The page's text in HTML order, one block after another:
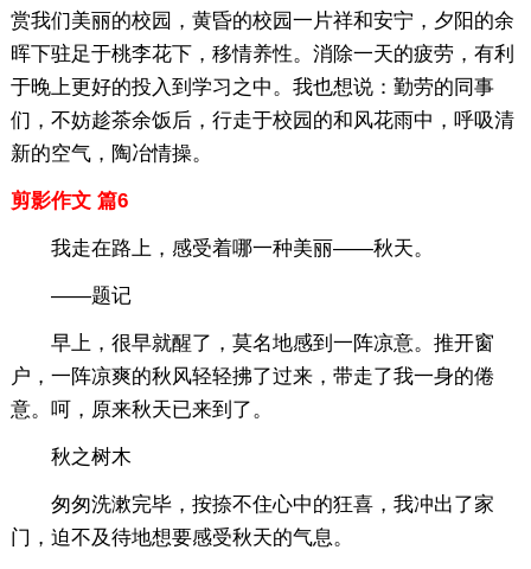
赏我们美丽的校园，黄昏的校园一片祥和安宁，夕阳的余
晖下驻足于桃李花下，移情养性。消除一天的疲劳，有利
于晚上更好的投入到学习之中。我也想说：勤劳的同事
们，不妨趁茶余饭后，行走于校园的和风花雨中，呼吸清
新的空气，陶冶情操。
剪影作文 篇6
我走在路上，感受着哪一种美丽——秋天。
——题记
早上，很早就醒了，莫名地感到一阵凉意。推开窗
户，一阵凉爽的秋风轻轻拂了过来，带走了我一身的倦
意。呵，原来秋天已来到了。
秋之树木
匆匆洗漱完毕，按捺不住心中的狂喜，我冲出了家
门，迫不及待地想要感受秋天的气息。